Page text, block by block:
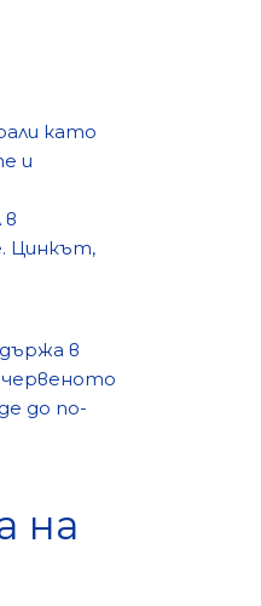
като
и
Цинкът,
в
до по-
на